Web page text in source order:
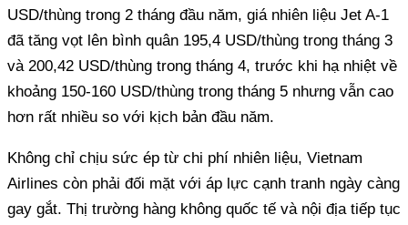
USD/thùng trong 2 tháng đầu năm, giá nhiên liệu Jet A-1
đã tăng vọt lên bình quân 195,4 USD/thùng trong tháng 3
và 200,42 USD/thùng trong tháng 4, trước khi hạ nhiệt về
khoảng 150-160 USD/thùng trong tháng 5 nhưng vẫn cao
hơn rất nhiều so với kịch bản đầu năm.
Không chỉ chịu sức ép từ chi phí nhiên liệu, Vietnam
Airlines còn phải đối mặt với áp lực cạnh tranh ngày càng
gay gắt. Thị trường hàng không quốc tế và nội địa tiếp tục